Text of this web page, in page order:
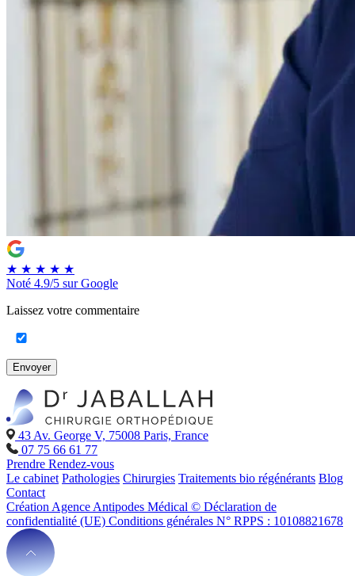
★ ★ ★ ★ ★
Noté 4.9/5 sur Google
Laissez votre commentaire
Envoyer
43 Av. George V, 75008 Paris, France
07 75 66 61 77
Prendre Rendez-vous
Le cabinet Pathologies Chirurgies Traitements bio régénérants Blog
Contact
Création Agence Antipodes Médical © Déclaration de
confidentialité (UE) Conditions générales N° RPPS : 10108821678